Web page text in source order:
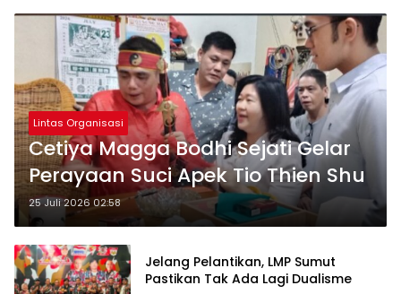
Lintas Organisasi
Cetiya Magga Bodhi Sejati Gelar
Perayaan Suci Apek Tio Thien Shu
25 Juli 2026 02:58
Jelang Pelantikan, LMP Sumut
Pastikan Tak Ada Lagi Dualisme